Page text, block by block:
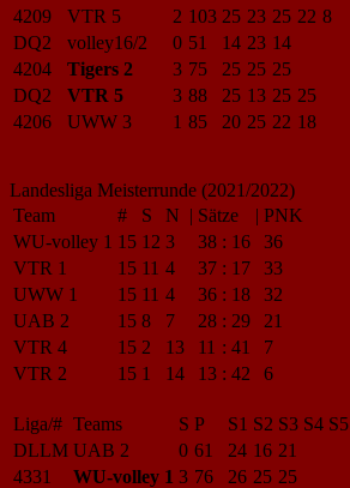
4209
VTR 5 2 103 25 23 25 22 8
DQ2
volley16/2 0 51 14 23 14
4204
Tigers 2 3 75 25 25 25
DQ2
VTR 5 3 88 25 13 25 25
4206
UWW 3 1 85 20 25 22 18
Landesliga Meisterrunde (2021/2022)
Team
# S N | Sätze | PNK
WU-volley 1 15 12 3 38 : 16
36
VTR 1
15 11 4 37 : 17
33
UWW 1
15 11 4 36 : 18
32
UAB 2
15 8 7 28 : 29
21
VTR 4
15 2 13 11 : 41
7
VTR 2
15 1 14 13 : 42 6
Liga/# Teams S P S1 S2 S3 S4 S5
DLLM UAB 2 0 61 24 16 21
4331
WU-volley 1 3 76 26 25 25